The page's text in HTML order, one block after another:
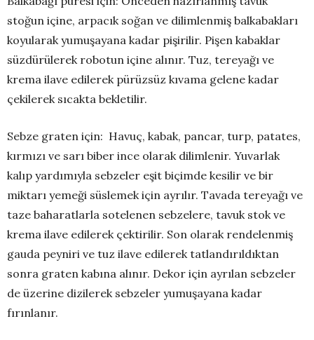
stoğun içine, arpacık soğan ve dilimlenmiş balkabakları
koyularak yumuşayana kadar pişirilir. Pişen kabaklar
süzdürülerek robotun içine alınır. Tuz, tereyağı ve
krema ilave edilerek pürüzsüz kıvama gelene kadar
çekilerek sıcakta bekletilir.
Sebze graten için: Havuç, kabak, pancar, turp, patates,
kırmızı ve sarı biber ince olarak dilimlenir. Yuvarlak
kalıp yardımıyla sebzeler eşit biçimde kesilir ve bir
miktarı yemeği süslemek için ayrılır. Tavada tereyağı ve
taze baharatlarla sotelenen sebzelere, tavuk stok ve
krema ilave edilerek çektirilir. Son olarak rendelenmiş
gauda peyniri ve tuz ilave edilerek tatlandırıldıktan
sonra graten kabına alınır. Dekor için ayrılan sebzeler
de üzerine dizilerek sebzeler yumuşayana kadar
fırınlanır.